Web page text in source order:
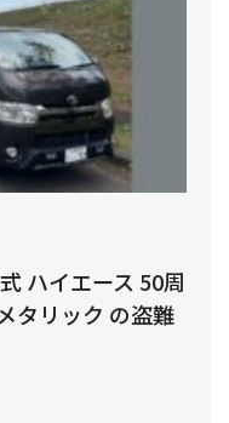
ハイエース 50周
タリック の盗難